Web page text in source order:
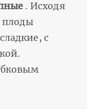
. Исходя
плоды
с